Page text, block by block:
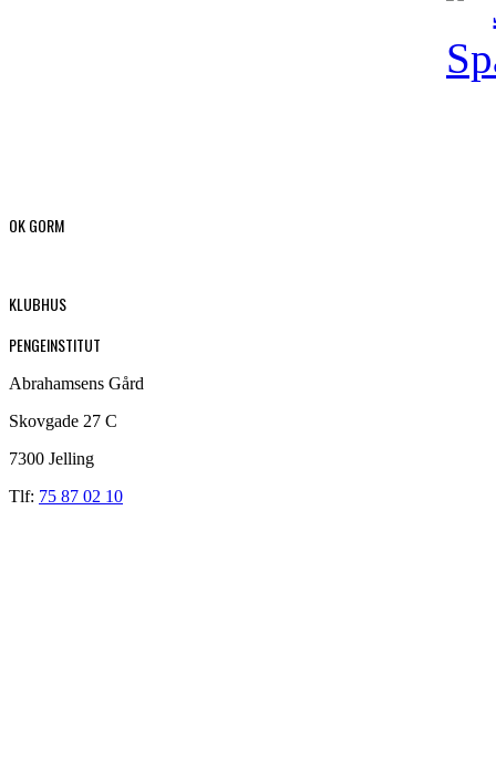
OK GORM
KLUBHUS
PENGEINSTITUT
Abrahamsens Gård
Skovgade 27 C
7300 Jelling
Tlf: 75 87 02 10